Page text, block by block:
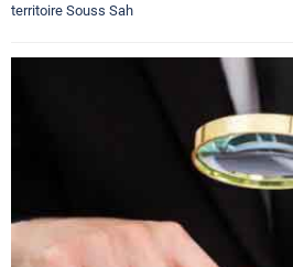
territoire Souss Sah